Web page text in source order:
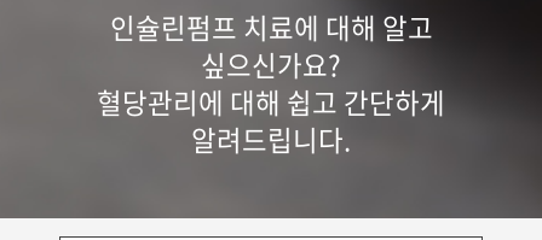
인슐린펌프 치료에 대해 알고
싶으신가요?
혈당관리에 대해 쉽고 간단하게
알려드립니다.